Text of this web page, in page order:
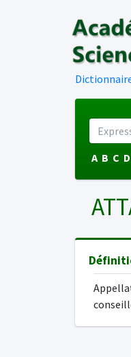
A B C D